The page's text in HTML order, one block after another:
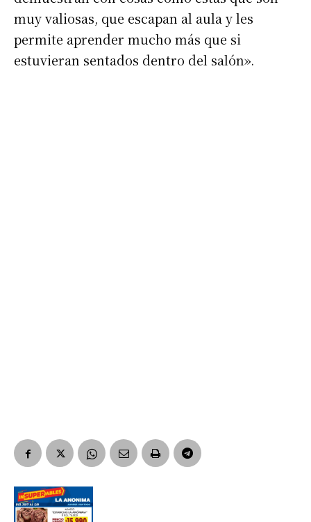
muy valiosas, que escapan al aula y les
permite aprender mucho más que si
estuvieran sentados dentro del salón».